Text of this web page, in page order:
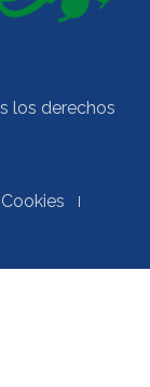
los derechos
Cookies